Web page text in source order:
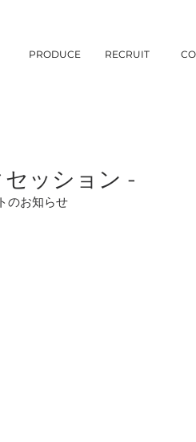
PRODUCE RECRUIT
セッション -
のお知らせ